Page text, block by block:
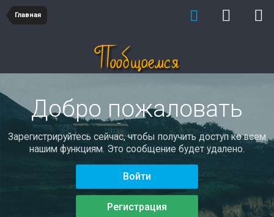
Главная
Добро пожаловать
Зарегистрируйтесь сейчас, чтобы получить доступ ко всем
нашим функциям. Это сообщение будет удалено.
Войти
Регистрация